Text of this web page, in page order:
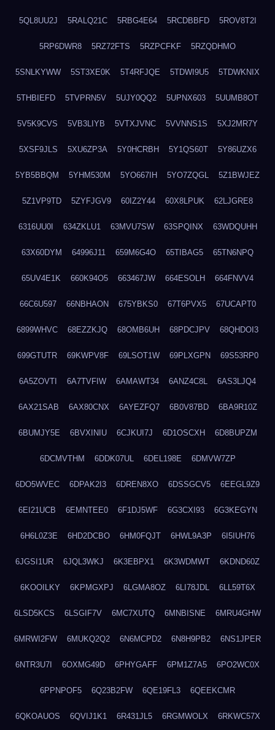
5QL8UU2J 5RALQ21C 5RBG4E64 5RCDBBFD 5ROV8T2I
5RP6DWR8 5RZ72FTS 5RZPCFKF 5RZQDHMO
5SNLKYWW 5ST3XE0K 5T4RFJQE 5TDWI9U5 5TDWKNIX
5THBIEFD 5TVPRN5V 5UJY0QQ2 5UPNX603 5UUMB8OT
5V5K9CVS 5VB3LIYB 5VTXJVNC 5VVNNS1S 5XJ2MR7Y
5XSF9JLS 5XU6ZP3A 5Y0HCRBH 5Y1QS60T 5Y86UZX6
5YB5BBQM 5YHM530M 5YO667IH 5YO7ZQGL 5Z1BWJEZ
5Z1VP9TD 5ZYFJGV9 60IZ2Y44 60X8LPUK 62LJGRE8
6316UU0I 634ZKLU1 63MVU7SW 63SPQINX 63WDQUHH
63X60DYM 64996J11 659M6G4O 65TIBAG5 65TN6NPQ
65UV4E1K 660K94O5 663467JW 664ESOLH 664FNVV4
66C6U597 66NBHAON 675YBKS0 67T6PVX5 67UCAPT0
6899WHVC 68EZZKJQ 68OMB6UH 68PDCJPV 68QHDOI3
699GTUTR 69KWPV8F 69LSOT1W 69PLXGPN 69S53RP0
6A5ZOVTI 6A7TVFIW 6AMAWT34 6ANZ4C8L 6AS3LJQ4
6AX21SAB 6AX80CNX 6AYEZFQ7 6B0V87BD 6BA9R10Z
6BUMJY5E 6BVXINIU 6CJKUI7J 6D1OSCXH 6D8BUPZM
6DCMVTHM 6DDK07UL 6DEL198E 6DMVW7ZP
6DO5WVEC 6DPAK2I3 6DREN8XO 6DSSGCV5 6EEGL9Z9
6EI21UCB 6EMNTEE0 6F1DJ5WF 6G3CXI93 6G3KEGYN
6H6L0Z3E 6HD2DCBO 6HM0FQJT 6HWL9A3P 6I5IUH76
6JGSI1UR 6JQL3WKJ 6K3EBPX1 6K3WDMWT 6KDND60Z
6KOOILKY 6KPMGXPJ 6LGMA8OZ 6LI78JDL 6LL59T6X
6LSD5KCS 6LSGIF7V 6MC7XUTQ 6MNBISNE 6MRU4GHW
6MRWI2FW 6MUKQ2Q2 6N6MCPD2 6N8H9PB2 6NS1JPER
6NTR3U7I 6OXMG49D 6PHYGAFF 6PM1Z7A5 6PO2WC0X
6PPNPOF5 6Q23B2FW 6QE19FL3 6QEEKCMR
6QKOAUOS 6QVIJ1K1 6R431JL5 6RGMWOLX 6RKWC57X